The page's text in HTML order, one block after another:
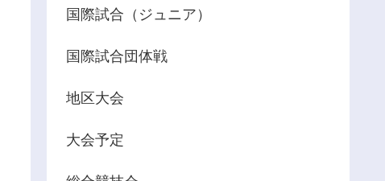
国際試合（ジュニア）
国際試合団体戦
地区大会
大会予定